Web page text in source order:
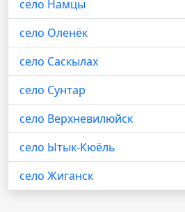
село Намцы
село Оленёк
село Саскылах
село Сунтар
село Верхневилюйск
село Ытык-Кюёль
село Жиганск